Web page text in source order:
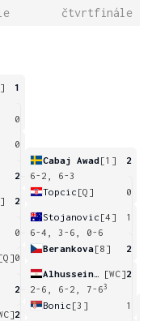
čtvrtfinále
1
0
0
2
2
0
[Q]0
2
2
Cabaj Awad[1]
2
6-2, 6-3
Topcic [Q] 0
Stojanovic [4]
1
6-4, 3-6, 0-6
Berankova[8] 2
[WC]2
2-6, 6-2, 7-63
Bonic [3] 1